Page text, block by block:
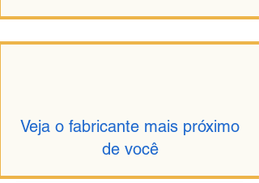
Veja o fabricante mais próximo
de você